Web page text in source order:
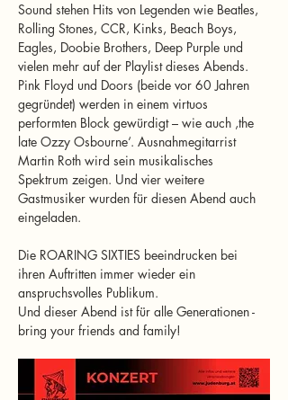
Sound stehen Hits von Legenden wie Beatles,
Rolling Stones, CCR, Kinks, Beach Boys,
Eagles, Doobie Brothers, Deep Purple und
vielen mehr auf der Playlist dieses Abends.
Pink Floyd und Doors (beide vor 60 Jahren
gegründet) werden in einem virtuos
performten Block gewürdigt – wie auch ‚the
late Ozzy Osbourne‘. Ausnahmegitarrist
Martin Roth wird sein musikalisches
Spektrum zeigen. Und vier weitere
Gastmusiker wurden für diesen Abend auch
eingeladen.
Die ROARING SIXTIES beeindrucken bei
ihren Auftritten immer wieder ein
anspruchsvolles Publikum.
Und dieser Abend ist für alle Generationen -
bring your friends and family!